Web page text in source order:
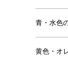
青・水色
黄色・オ